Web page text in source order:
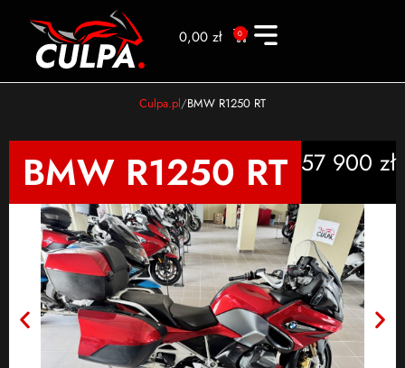
0,00 zł 0
Culpa.pl BMW R1250 RT
BMW R1250 RT 57 900 zł